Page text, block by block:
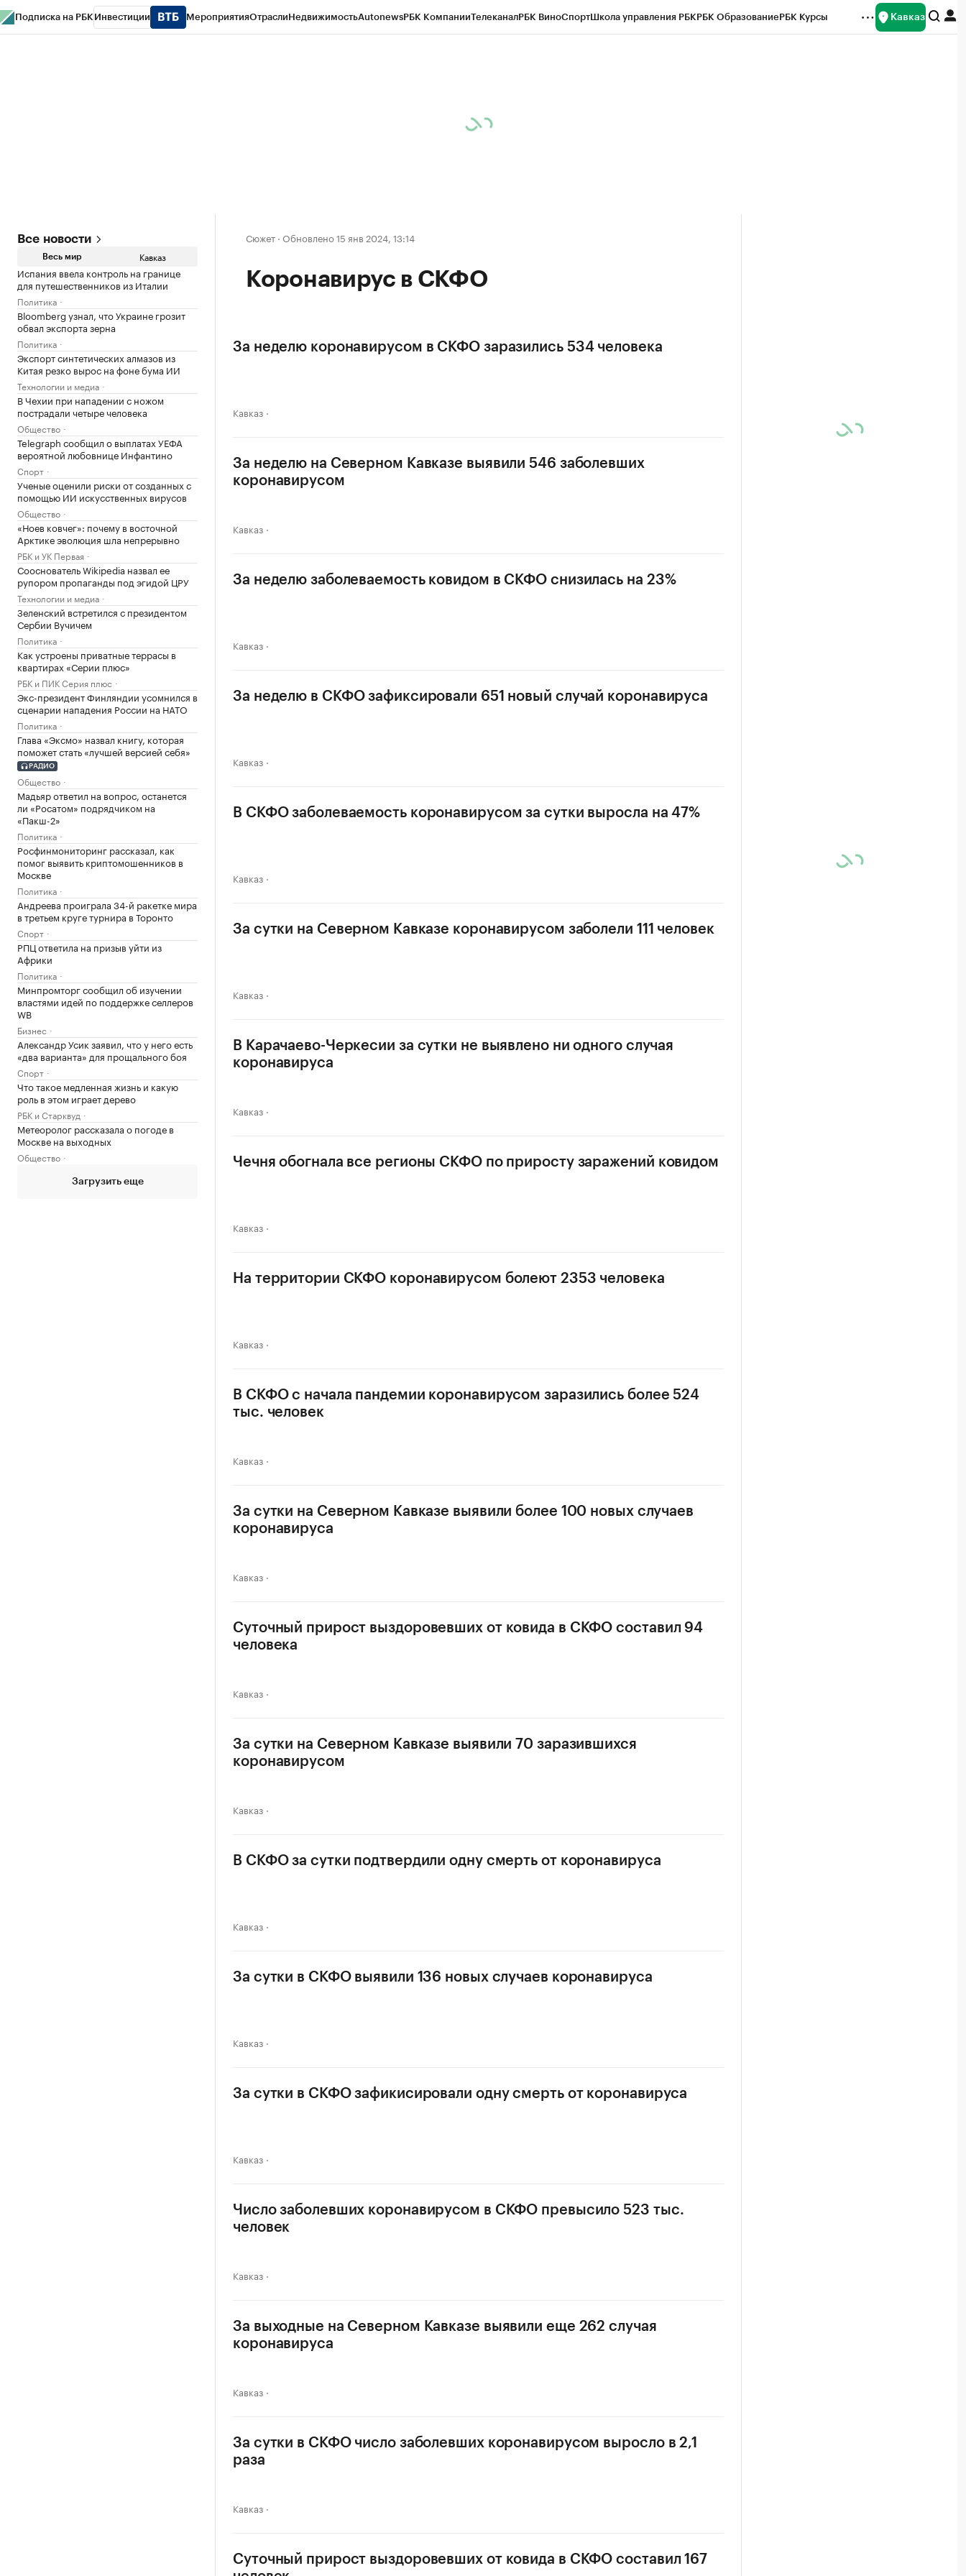
Подписка на РБК Инвестиции МероприятияОтраслиНедвижимостьAutonewsРБК КомпанииТелеканалРБК ВиноСпортШкола управления РБКРБК ОбразованиеРБК Курсы Кавказ
Все новости
Весь мир Кавказ
Испания ввела контроль на границе
для путешественников из Италии
Политика
Bloomberg узнал, что Украине грозит
обвал экспорта зерна
Политика
Экспорт синтетических алмазов из
Китая резко вырос на фоне бума ИИ
Технологии и медиа
В Чехии при нападении с ножом
пострадали четыре человека
Общество
Telegraph сообщил о выплатах УЕФА
вероятной любовнице Инфантино
Спорт
Ученые оценили риски от созданных с
помощью ИИ искусственных вирусов
Общество
«Ноев ковчег»: почему в восточной
Арктике эволюция шла непрерывно
РБК и УК Первая
Сооснователь Wikipedia назвал ее
рупором пропаганды под эгидой ЦРУ
Технологии и медиа
Зеленский встретился с президентом
Сербии Вучичем
Политика
Как устроены приватные террасы в
квартирах «Серии плюс»
РБК и ПИК Серия плюс
Экс-президент Финляндии усомнился в
сценарии нападения России на НАТО
Политика
Глава «Эксмо» назвал книгу, которая
поможет стать «лучшей версией себя»
РАДИО
Общество
Мадьяр ответил на вопрос, останется
ли «Росатом» подрядчиком на
«Пакш-2»
Политика
Росфинмониторинг рассказал, как
помог выявить криптомошенников в
Москве
Политика
Андреева проиграла 34-й ракетке мира
в третьем круге турнира в Торонто
Спорт
РПЦ ответила на призыв уйти из
Африки
Политика
Минпромторг сообщил об изучении
властями идей по поддержке селлеров
WB
Бизнес
Александр Усик заявил, что у него есть
«два варианта» для прощального боя
Спорт
Что такое медленная жизнь и какую
роль в этом играет дерево
РБК и Старквуд
Метеоролог рассказала о погоде в
Москве на выходных
Общество
Загрузить еще
Сюжет · Обновлено 15 янв 2024, 13:14
Коронавирус в СКФО
За неделю коронавирусом в СКФО заразились 534 человека
Кавказ
За неделю на Северном Кавказе выявили 546 заболевших
коронавирусом
Кавказ
За неделю заболеваемость ковидом в СКФО снизилась на 23%
Кавказ
За неделю в СКФО зафиксировали 651 новый случай коронавируса
Кавказ
В СКФО заболеваемость коронавирусом за сутки выросла на 47%
Кавказ
За сутки на Северном Кавказе коронавирусом заболели 111 человек
Кавказ
В Карачаево-Черкесии за сутки не выявлено ни одного случая
коронавируса
Кавказ
Чечня обогнала все регионы СКФО по приросту заражений ковидом
Кавказ
На территории СКФО коронавирусом болеют 2353 человека
Кавказ
В СКФО с начала пандемии коронавирусом заразились более 524
тыс. человек
Кавказ
За сутки на Северном Кавказе выявили более 100 новых случаев
коронавируса
Кавказ
Суточный прирост выздоровевших от ковида в СКФО составил 94
человека
Кавказ
За сутки на Северном Кавказе выявили 70 заразившихся
коронавирусом
Кавказ
В СКФО за сутки подтвердили одну смерть от коронавируса
Кавказ
За сутки в СКФО выявили 136 новых случаев коронавируса
Кавказ
За сутки в СКФО зафикисировали одну смерть от коронавируса
Кавказ
Число заболевших коронавирусом в СКФО превысило 523 тыс.
человек
Кавказ
За выходные на Северном Кавказе выявили еще 262 случая
коронавируса
Кавказ
За сутки в СКФО число заболевших коронавирусом выросло в 2,1
раза
Кавказ
Суточный прирост выздоровевших от ковида в СКФО составил 167